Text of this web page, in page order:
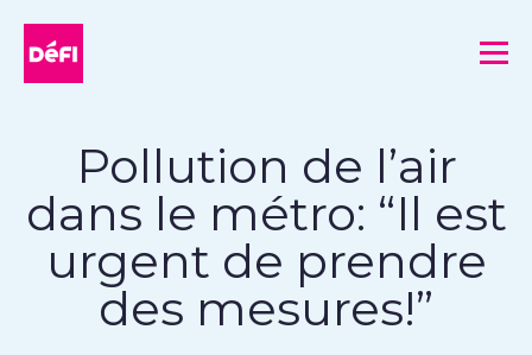
Pollution de l’air
dans le métro: “Il est
urgent de prendre
des mesures!”